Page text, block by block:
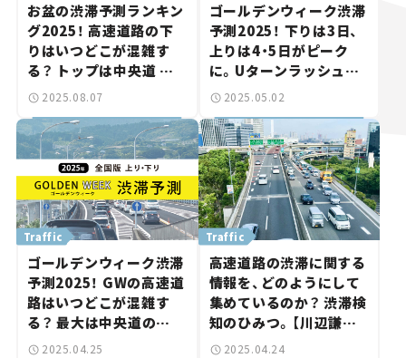
お盆の渋滞予測ランキン
グ2025！ 高速道路の下
りはいつどこが混雑す
る？ トップは中央道 相
模湖IC付近の45km。
2025.08.07
ゴールデンウィーク渋滞
予測2025！ 下りは3日、
上りは4・5日がピーク
に。Uターンラッシュを
回避しよう。
2025.05.02
Traffic
ゴールデンウィーク渋滞
予測2025！ GWの高速道
路はいつどこが混雑す
る？ 最大は中央道の
45km。
2025.04.25
Traffic
高速道路の渋滞に関する
情報を、どのようにして
集めているのか？ 渋滞検
知のひみつ。【川辺謙一
の「道路の科学」Vol.7】
2025.04.24